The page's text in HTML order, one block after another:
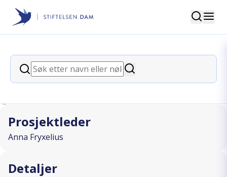
Stiftelsen Dam
Søk
Søk
Søk
back
Du er ikke alene
Prosjektleder
Anna Fryxelius
Detaljer